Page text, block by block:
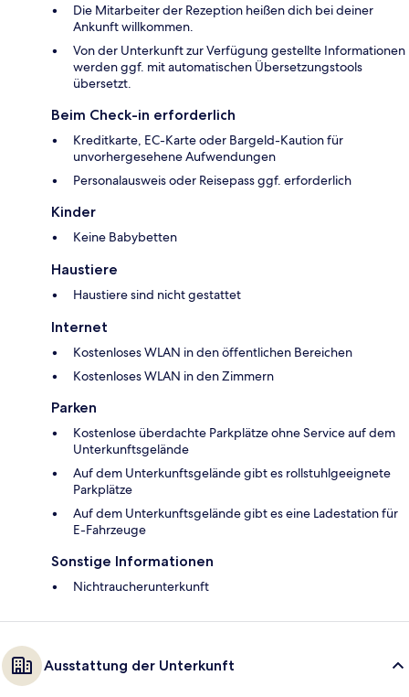
Die Mitarbeiter der Rezeption heißen dich bei deiner
Ankunft willkommen.
Von der Unterkunft zur Verfügung gestellte Informationen
werden ggf. mit automatischen Übersetzungstools
übersetzt.
Beim Check-in erforderlich
Kreditkarte, EC-Karte oder Bargeld-Kaution für
unvorhergesehene Aufwendungen
Personalausweis oder Reisepass ggf. erforderlich
Kinder
Keine Babybetten
Haustiere
Haustiere sind nicht gestattet
Internet
Kostenloses WLAN in den öffentlichen Bereichen
Kostenloses WLAN in den Zimmern
Parken
Kostenlose überdachte Parkplätze ohne Service auf dem
Unterkunftsgelände
Auf dem Unterkunftsgelände gibt es rollstuhlgeeignete
Parkplätze
Auf dem Unterkunftsgelände gibt es eine Ladestation für
E-Fahrzeuge
Sonstige Informationen
Nichtraucherunterkunft
Ausstattung der Unterkunft